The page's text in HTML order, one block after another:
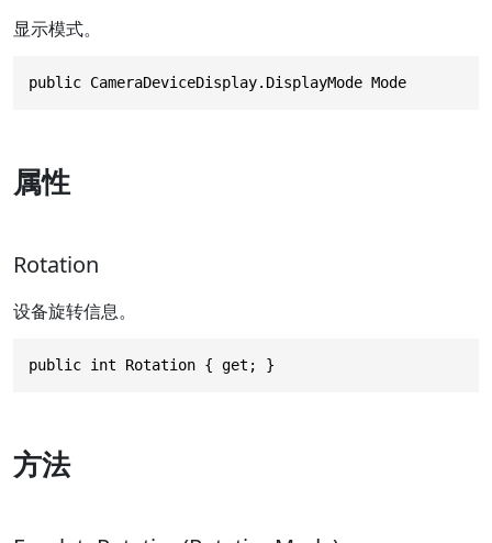
显示模式。
public CameraDeviceDisplay.DisplayMode Mode
属性
Rotation
设备旋转信息。
public int Rotation { get; }
方法